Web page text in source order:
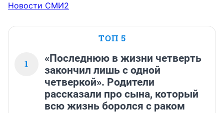
Новости СМИ2
ТОП 5
1
«Последнюю в жизни четверть
закончил лишь с одной
четверкой». Родители
рассказали про сына, который
всю жизнь боролся с раком